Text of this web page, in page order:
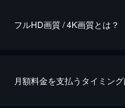
※40％ポイント還元の対象は、ク
iOSアプリのUコイン決済によ
フルHD画質 / 4K画質とは？
月額料金を支払うタイミング